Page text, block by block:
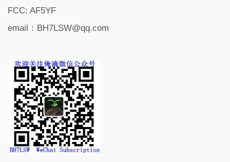
FCC: AF5YF
email：BH7LSW@qq.com